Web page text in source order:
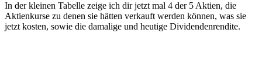
In der kleinen Tabelle zeige ich dir jetzt mal 4 der 5 Aktien, die
Aktienkurse zu denen sie hätten verkauft werden können, was sie
jetzt kosten, sowie die damalige und heutige Dividendenrendite.